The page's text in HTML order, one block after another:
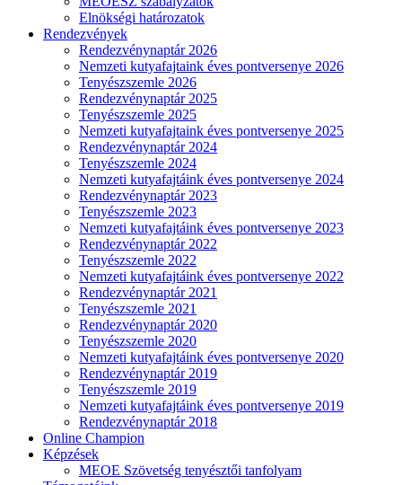
Elnökségi határozatok
Rendezvények
Rendezvénynaptár 2026
Nemzeti kutyafajtaink éves pontversenye 2026
Tenyészszemle 2026
Rendezvénynaptár 2025
Tenyészszemle 2025
Nemzeti kutyafajtaink éves pontversenye 2025
Rendezvénynaptár 2024
Tenyészszemle 2024
Nemzeti kutyafajtáink éves pontversenye 2024
Rendezvénynaptár 2023
Tenyészszemle 2023
Nemzeti kutyafajtáink éves pontversenye 2023
Rendezvénynaptár 2022
Tenyészszemle 2022
Nemzeti kutyafajtáink éves pontversenye 2022
Rendezvénynaptár 2021
Tenyészszemle 2021
Rendezvénynaptár 2020
Tenyészszemle 2020
Nemzeti kutyafajtáink éves pontversenye 2020
Rendezvénynaptár 2019
Tenyészszemle 2019
Nemzeti kutyafajtáink éves pontversenye 2019
Rendezvénynaptár 2018
Online Champion
Képzések
MEOE Szövetség tenyésztői tanfolyam